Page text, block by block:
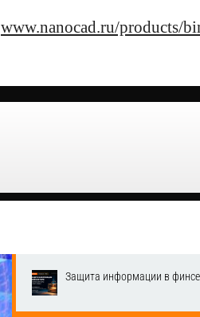
www.nanocad.ru/products/
Защита информации в